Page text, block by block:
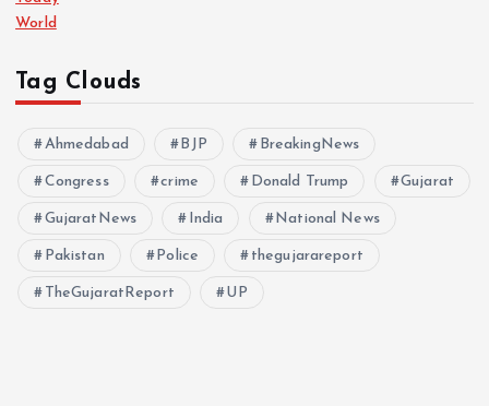
World
Tag Clouds
Ahmedabad BJP BreakingNews
Congress crime Donald Trump Gujarat
GujaratNews India National News
Pakistan Police thegujarareport
TheGujaratReport UP